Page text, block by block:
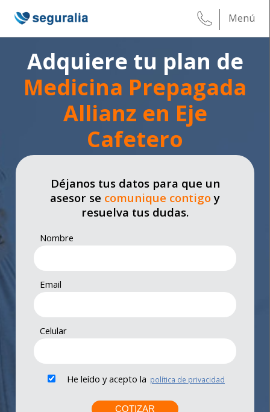
Menú
Adquiere tu plan de
Medicina Prepagada
Allianz en Eje
Cafetero
Déjanos tus datos para que un
asesor se comunique contigoy
resuelva tus dudas.
Nombre
Email
Celular
He leído y acepto la política de privacidad